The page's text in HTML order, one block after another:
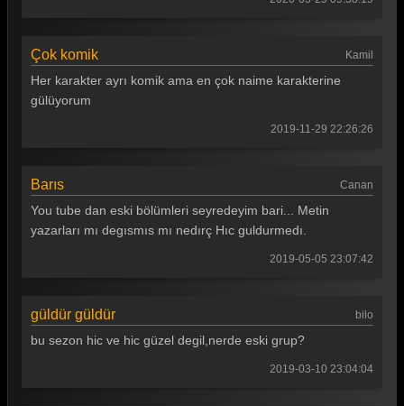
Güldür güldür 170. Bölüm
Güldür güldür 166. Bölüm
Güldür güldür 165. Bölüm
Güldür güldür 162. Bölüm
Çok komik Kamil
Her karakter ayrı komik ama en çok naime karakterine
gülüyorum
2019-11-29 22:26:26
Barıs Canan
You tube dan eski bölümleri seyredeyim bari... Metin
yazarları mı degısmıs mı nedırç Hıc guldurmedı.
2019-05-05 23:07:42
güldür güldür bilo
bu sezon hic ve hic güzel degil,nerde eski grup?
2019-03-10 23:04:04